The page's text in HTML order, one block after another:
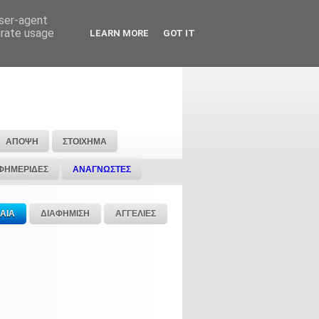
ΑΠΟΨΗ ΣΤΟΙΧΗΜΑ
ΑΝΑΓΝΩΣΤΕΣ
ΔΙΑΦΗΜΙΣΗ ΑΓΓΕΛΙΕΣ
agent
usage
LEARN MORE GOT IT